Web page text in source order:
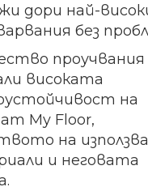
дори най-
без
проучвания
високата
на
My Floor,
на
и неговата